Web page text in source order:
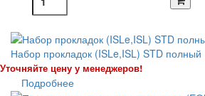
Набор прокладок (ISLe,ISL) STD полный
Уточняйте цену у менеджеров!
Подробнее